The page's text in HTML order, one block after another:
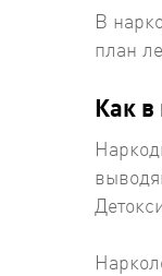
В
план
Как в